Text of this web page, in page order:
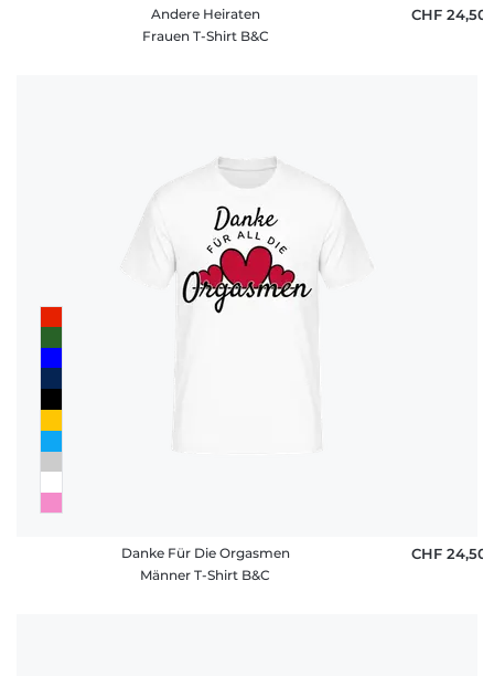
Andere Heiraten
Frauen T-Shirt B&C
CHF 24,50
Danke Für Die Orgasmen
Männer T-Shirt B&C
CHF 24,50